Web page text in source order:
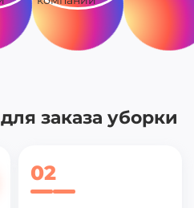
для заказа уборки
02